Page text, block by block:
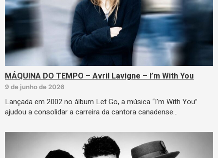
MÁQUINA DO TEMPO – Avril Lavigne – I’m With You
9 de junho de 2026
Lançada em 2002 no álbum Let Go, a música “I’m With You”
ajudou a consolidar a carreira da cantora canadense…